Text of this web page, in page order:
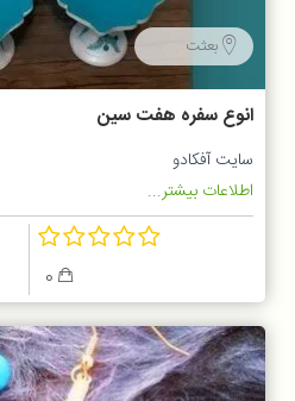
بعثت
انوع سفره هفت سین
سایت آفکادو
اطلاعات بیشتر...